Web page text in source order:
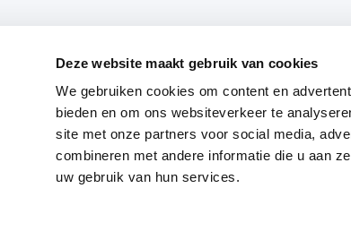
Deze website maakt gebruik van cookies
We gebruiken cookies om content en
bieden en om ons websiteverkeer te
site met onze partners voor social media,
combineren met andere informatie die u aan
uw gebruik van hun services.